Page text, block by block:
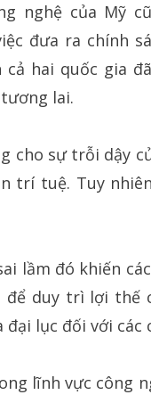
nghệ của Mỹ
đưa ra chính
cả hai quốc gia
lai.
cho sự trỗi dậy
trí tuệ. Tuy
lầm đó khiến
duy trì lợi thế
lục đối với các
lĩnh vực công